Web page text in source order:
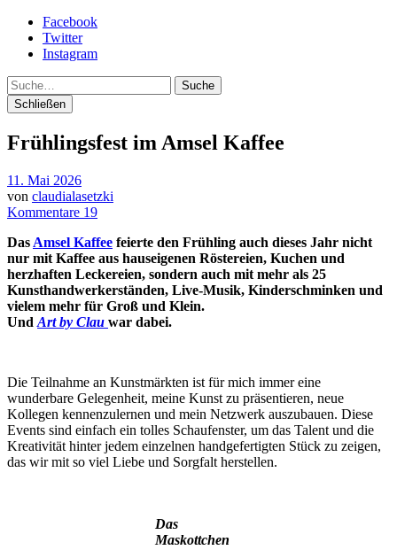
Facebook
Twitter
Instagram
Suche
Schließen
Frühlingsfest im Amsel Kaffee
11. Mai 2026
von claudialasetzki
Kommentare 19
Das Amsel Kaffee feierte den Frühling auch dieses Jahr nicht
nur mit Kaffee aus hauseigenen Röstereien, Kuchen und
herzhaften Leckereien, sondern auch mit mehr als 25
Kunsthandwerkerständen, Live-Musik, Kinderschminken und
vielem mehr für Groß und Klein.
Und Art by Clau war dabei.
Die Teilnahme an Kunstmärkten ist für mich immer eine
wunderbare Gelegenheit, meine Kunst zu präsentieren, neue
Kollegen kennenzulernen und mein Netzwerk auszubauen. Diese
Events sind einfach ein tolles Schaufenster, um das Talent und die
Kreativität hinter jedem einzelnen handgefertigten Stück zu zeigen,
das wir mit so viel Liebe und Sorgfalt herstellen.
Das
Maskottchen